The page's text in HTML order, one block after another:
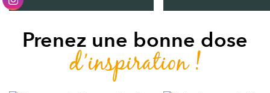
Prenez une bonne dose
d’inspiration !